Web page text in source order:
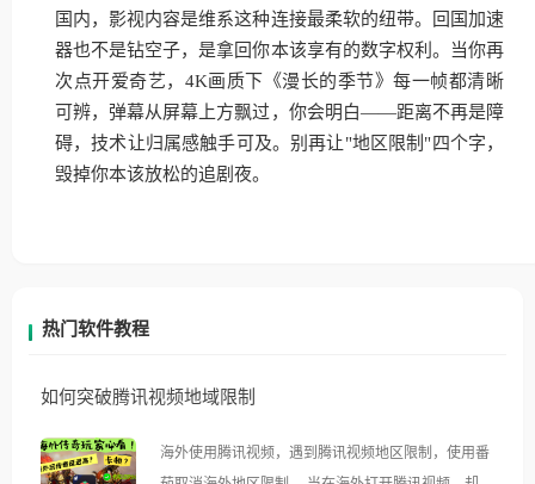
国内，影视内容是维系这种连接最柔软的纽带。回国加速
器也不是钻空子，是拿回你本该享有的数字权利。当你再
次点开爱奇艺，4K画质下《漫长的季节》每一帧都清晰
可辨，弹幕从屏幕上方飘过，你会明白——距离不再是障
碍，技术让归属感触手可及。别再让"地区限制"四个字，
毁掉你本该放松的追剧夜。
热门软件教程
如何突破腾讯视频地域限制
海外使用腾讯视频，遇到腾讯视频地区限制，使用番